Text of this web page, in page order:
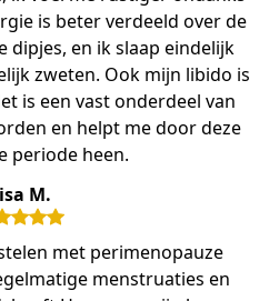
is beter verdeeld over de
dipjes, en ik slaap eindelijk
zweten. Ook mijn libido is
is een vast onderdeel van
en helpt me door deze
periode heen.
M.
met perimenopauze
menstruaties en